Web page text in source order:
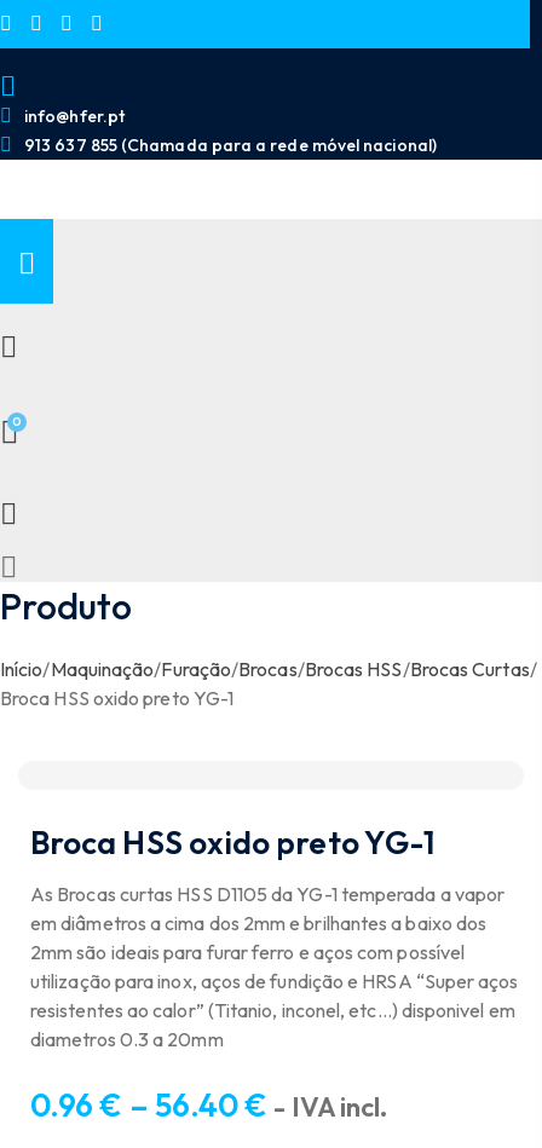
info@hfer.pt
913 637 855 (Chamada para a rede móvel nacional)
0
Produto
Início/Maquinação/Furação/Brocas/Brocas HSS/Brocas Curtas/
Broca HSS oxido preto YG-1
Broca HSS oxido preto YG-1
As Brocas curtas HSS D1105 da YG-1 temperada a vapor
em diâmetros a cima dos 2mm e brilhantes a baixo dos
2mm são ideais para furar ferro e aços com possível
utilização para inox, aços de fundição e HRSA “Super aços
resistentes ao calor” (Titanio, inconel, etc…) disponivel em
diametros 0.3 a 20mm
0.96€ – 56.40€ - IVA incl.